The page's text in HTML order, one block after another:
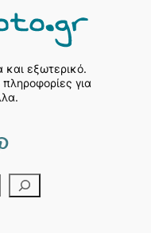
και εξωτερικό.
για